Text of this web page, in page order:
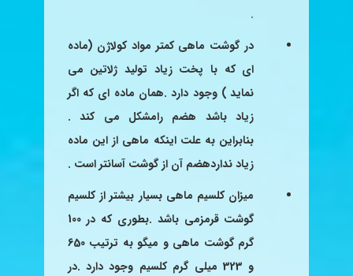
.
در گوشت ماهی کمتر مواد کولاژن (ماده
ای که با پخت زیاد تولید ژلاتین می
نماید ) وجود دارد .همان ماده ای که اگر
زیاد باشد هضم رامشکل می کند .
بنابراین به علت اینکه ماهی از این ماده
زیاد نداردهضم آن از گوشت آسانتر است .
میزان کلسیم ماهی بسیار بیشتر از کلسیم
گوشت قرمزمی باشد .
بطوری که در 100
گرم گوشت ماهی و میگو
به ترتیب 650
و 323 میلی گرم کلسیم وجود دارد .در